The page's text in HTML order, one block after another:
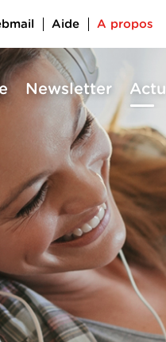
Newsletter Actu
Aide A propos